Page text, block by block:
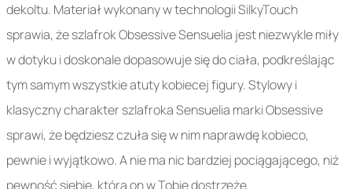
dekoltu. Materiał wykonany w technologii SilkyTouch
sprawia, że szlafrok Obsessive Sensuelia jest niezwykle miły
w dotyku i doskonale dopasowuje się do ciała, podkreślając
tym samym wszystkie atuty kobiecej figury. Stylowy i
klasyczny charakter szlafroka Sensuelia marki Obsessive
sprawi, że będziesz czuła się w nim naprawdę kobieco,
pewnie i wyjątkowo. A nie ma nic bardziej pociągającego, niż
pewność siebie, którą on w Tobie dostrzeże.